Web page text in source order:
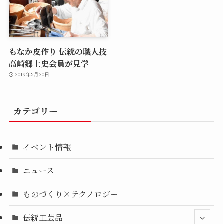
もなか皮作り 伝統の職人技
高崎郷土史会員が見学
2019年5月30日
カテゴリー
イベント情報
ニュース
ものづくり×テクノロジー
伝統工芸品